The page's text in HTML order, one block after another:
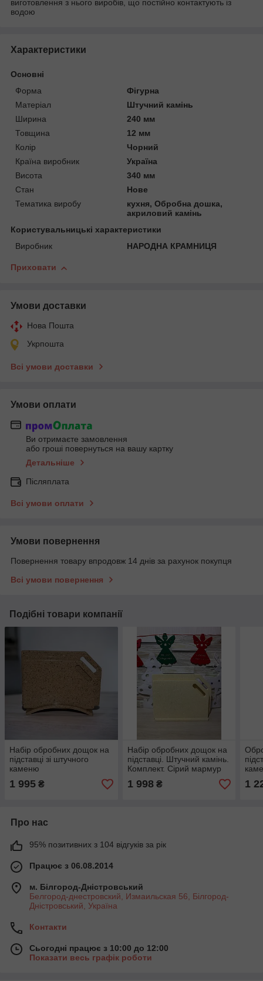
виготовлення з нього виробів, що постійно контактують із
водою
Характеристики
Основні
Форма
Фігурна
Матеріал
Штучний камінь
Ширина
240 мм
Товщина
12 мм
Колір
Чорний
Країна виробник
Україна
Висота
340 мм
Стан
Нове
Тематика виробу
кухня, Обробна дошка,
акриловий камінь
Користувальницькі характеристики
Виробник
НАРОДНА КРАМНИЦЯ
Приховати
Умови доставки
Нова Пошта
Укрпошта
Всі умови доставки
Умови оплати
Ви отримаєте замовлення
або гроші повернуться на вашу картку
Детальніше
Післяплата
Всі умови оплати
Умови повернення
Повернення товару впродовж 14 днів за рахунок покупця
Всі умови повернення
Подібні товари компанії
Набір обробних дощок на
підставці зі штучного
каменю
1 995 ₴
Набір обробних дощок на
підставці. Штучний камінь.
Комплект. Сірий мармур
1 998₴ 1
Про нас
95% позитивних з 104 відгуків за рік
Працює з 06.08.2014
м. Білгород-Дністровський
Белгород-днестровский, Измаильская 56, Білгород-
Дністровський, Україна
Контакти
Сьогодні працює з 10:00 до 12:00
Показати весь графік роботи